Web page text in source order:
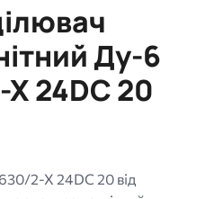
Ду-6
24DC 20
2-X 24DC 20 від